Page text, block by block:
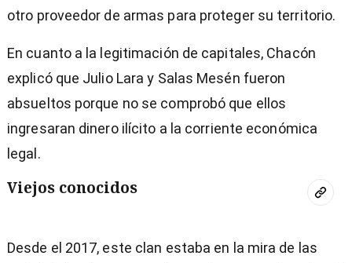
otro proveedor de armas para proteger su territorio.
En cuanto a la legitimación de capitales, Chacón
explicó que Julio Lara y Salas Mesén fueron
absueltos porque no se comprobó que ellos
ingresaran dinero ilícito a la corriente económica
legal.
Viejos conocidos
Desde el 2017, este clan estaba en la mira de las